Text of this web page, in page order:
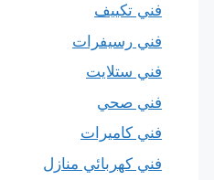
فني تكييف
فني رسيفرات
فني ستلايت
فني صحي
فني كاميرات
فني كهربائي منازل